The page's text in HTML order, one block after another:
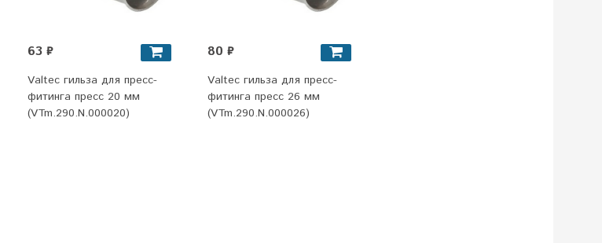
63 ₽
Valtec гильза для пресс-
фитинга пресс 20 мм
(VTm.290.N.000020)
80 ₽
Valtec гильза для пресс-
фитинга пресс 26 мм
(VTm.290.N.000026)